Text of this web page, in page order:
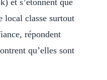
et s’étonnent que
local classe surtout
répondent
qu’elles sont